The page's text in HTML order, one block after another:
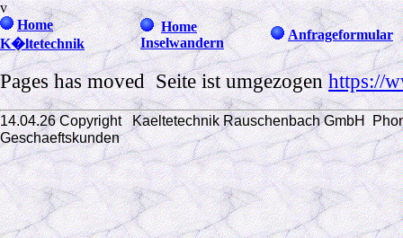
v
Home
K�ltetechnik
Home
Inselwandern
Anfrageformular
Pages has moved Seite ist umgezogenhttps://
14.04.26 Copyright Kaeltetechnik Rauschenbach GmbH
Geschaeftskunden